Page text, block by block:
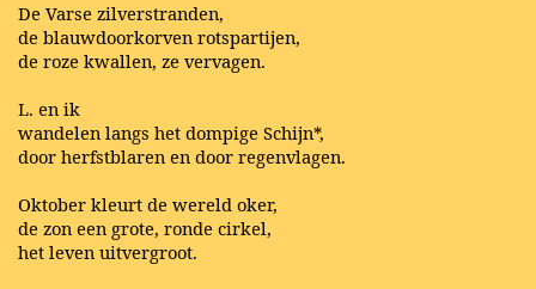
De Varse zilverstranden,
de blauwdoorkorven rotspartijen,
de roze kwallen, ze vervagen.
L. en ik
wandelen langs het dompige Schijn*,
door herfstblaren en door regenvlagen.
Oktober kleurt de wereld oker,
de zon een grote, ronde cirkel,
het leven uitvergroot.